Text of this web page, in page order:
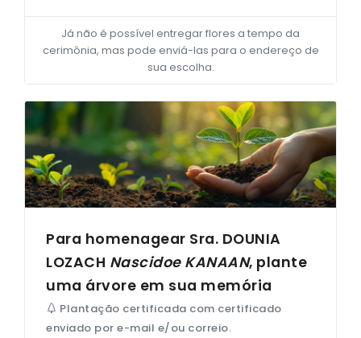
Já não é possível entregar flores a tempo da
cerimônia, mas pode enviá-las para o endereço de
sua escolha.
Para homenagear Sra. DOUNIA
LOZACH Nascidoe KANAAN, plante
uma árvore em sua memória
Plantação certificada com certificado
enviado por e-mail e/ou correio.